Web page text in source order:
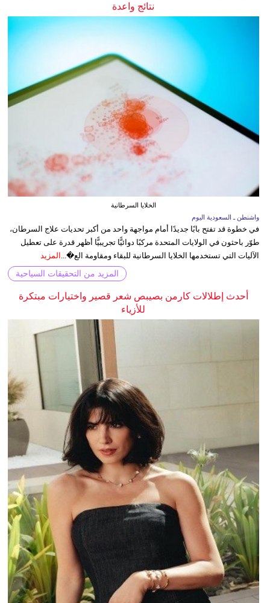
نتائج واعدة
الخلايا السرطانية
واشنطن ـ السعودية اليوم
في خطوة قد تفتح بابًا جديدًا أمام مواجهة واحد من أكبر تحديات علاج السرطان،
طوّر باحثون في الولايات المتحدة مركبًا دوائيًّا تجريبيًّا أظهر قدرة على تعطيل
الآليات التي تستخدمها الخلايا السرطانية للبقاء ومقاومة الع�... المزيد
المزيد من التحقيقات السياحية
أحدث إطلالات كارمن بصيبص شعر قصير واختيارات مبتكرة
للأزياء